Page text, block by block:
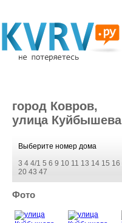
город Ковров,
улица Куйбышева
Выберите номер дома
3 4 4/1 5 6 9 10 11 13 14 15 16
20 43 47
Фото